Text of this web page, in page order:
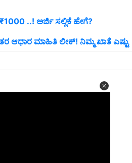
..! ಅರ್ಜಿ ಸಲ್ಲಿಕೆ ಹೇಗೆ?
ಆಧಾರ ಮಾಹಿತಿ ಲೀಕ್! ನಿಮ್ಮ ಖಾತೆ ಎಷ್ಟು